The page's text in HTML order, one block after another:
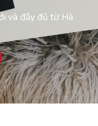
và đầy đủ từ Hà